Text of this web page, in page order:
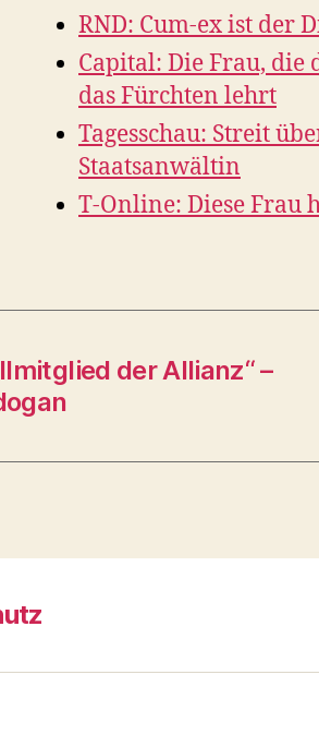
RND: Cum-ex ist der
Capital: Die Frau, die
das Fürchten lehrt
Tagesschau: Streit
Staatsanwältin
T-Online: Diese Frau
der Allianz“ –